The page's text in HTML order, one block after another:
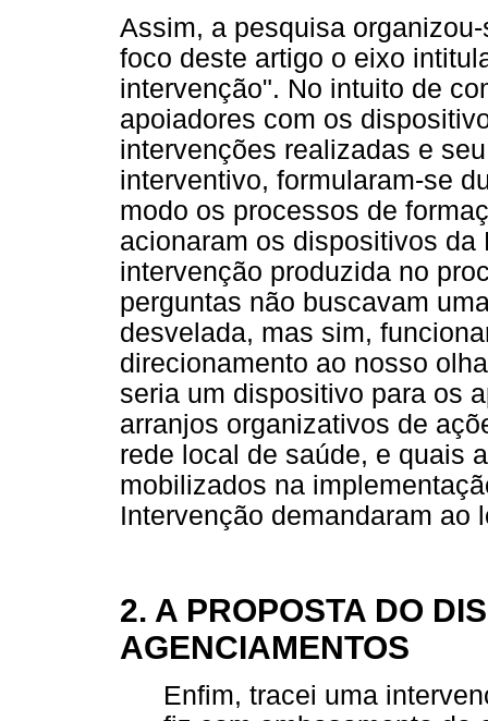
Assim, a pesquisa
foco deste artigo o eixo
intervenção". No intuito de
apoiadores com os
intervenções realizadas e
interventivo, formularam-se
modo os processos de
acionaram os dispositivos
intervenção produzida no
perguntas não buscavam
desvelada, mas sim,
direcionamento ao nosso
seria um dispositivo para os
arranjos organizativos de
rede local de saúde, e quais
mobilizados na
Intervenção demandaram ao
2. A PROPOSTA DO
AGENCIAMENTOS
Enfim, tracei uma